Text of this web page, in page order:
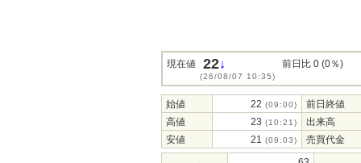
現在値 22↓
(26/08/07 10:35)
前日比 0 (0％)
始値 22 (09:00)
前日終値
高値
23 (10:21)
出来高
安値
21 (09:03) 売買代金